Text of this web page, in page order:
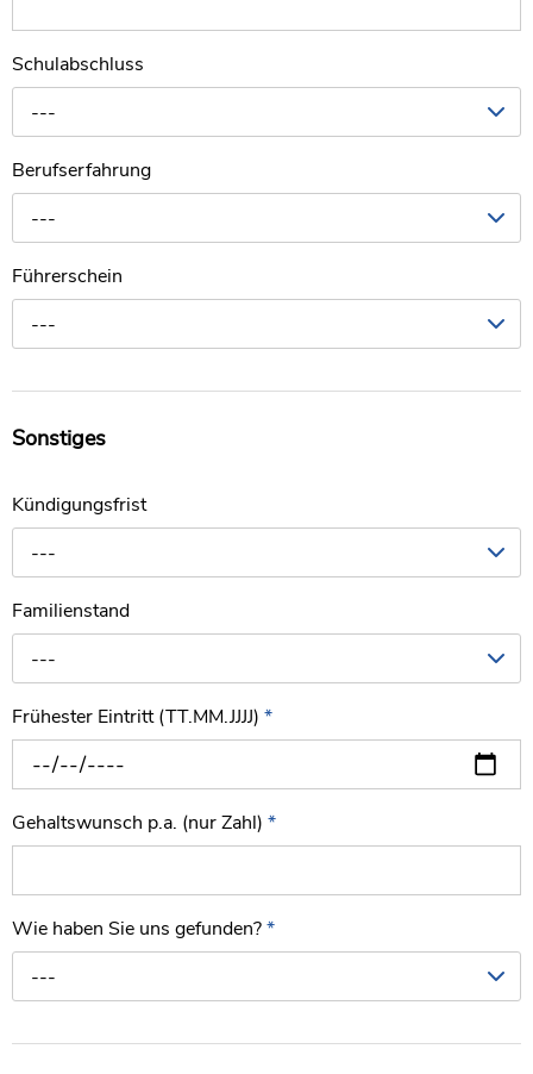
Schulabschluss
---
Berufserfahrung
---
Führerschein
---
Sonstiges
Kündigungsfrist
---
Familienstand
---
Frühester Eintritt (TT.MM.JJJJ) *
Gehaltswunsch p.a. (nur Zahl) *
Wie haben Sie uns gefunden?*
---